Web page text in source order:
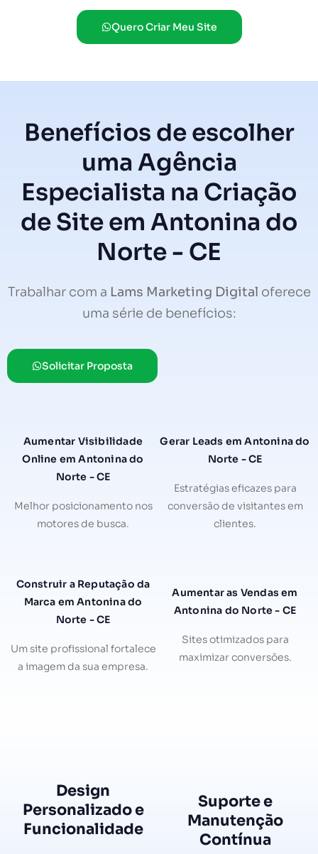
Quero Criar Meu Site
Benefícios de escolher
uma Agência
Especialista na Criação
de Site em Antonina do
Norte - CE
Trabalhar com a Lams Marketing Digital oferece
uma série de benefícios:
Solicitar Proposta
Aumentar Visibilidade
Online em Antonina do
Norte - CE
Melhor posicionamento nos
motores de busca.
Gerar Leads em Antonina do
Norte - CE
Estratégias eficazes para
conversão de visitantes em
clientes.
Construir a Reputação da
Marca em Antonina do
Norte - CE
Um site profissional fortalece
a imagem da sua empresa.
Aumentar as Vendas em
Antonina do Norte - CE
Sites otimizados para
maximizar conversões.
Design
Personalizado e
Funcionalidade
Suporte e
Manutenção
Contínua